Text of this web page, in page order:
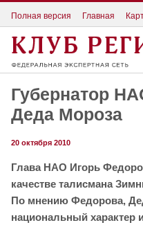
Полная версия Главная
Губернатор
Деда Мороза
20 октября 2010
Глава НАО Игорь
качестве талисмана
По мнению Федорова,
национальный характер